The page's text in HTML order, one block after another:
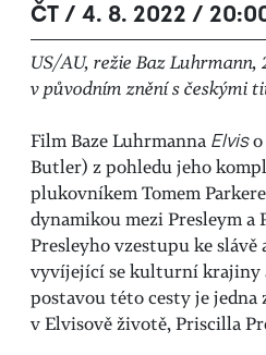
ČT / 4. 8. 2022 /
US/AU, režie Baz Luhrmann,
v původním znění s českými
Film Baze Luhrmanna Elviso
Butler) z pohledu jeho
plukovníkem Tomem
dynamikou mezi Presleym a
Presleyho vzestupu ke
vyvíjející se kulturní krajiny
postavou této cesty je
v Elvisově životě, Priscilla